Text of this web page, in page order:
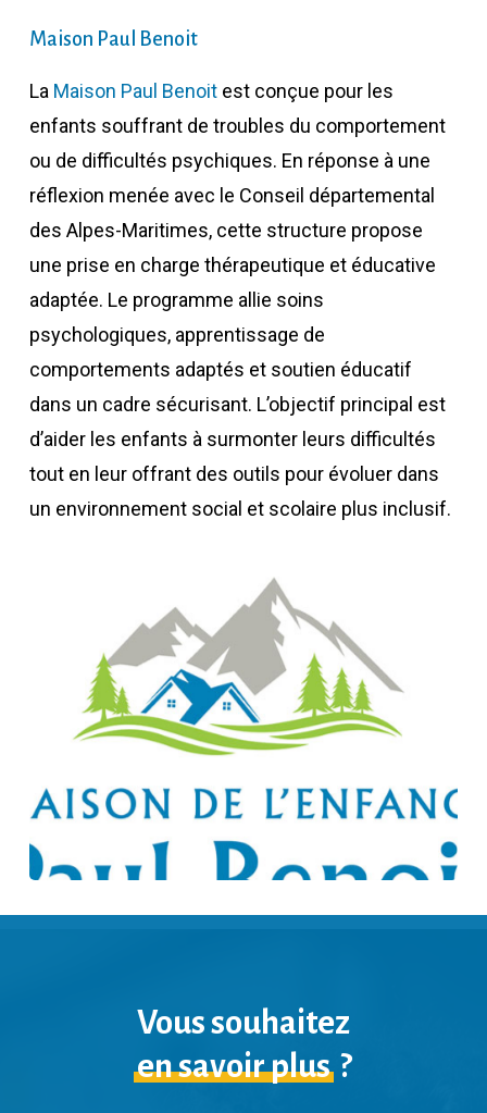
Maison Paul Benoit
La Maison Paul Benoitest conçue pour les
enfants souffrant de troubles du comportement
ou de difficultés psychiques. En réponse à une
réflexion menée avec le Conseil départemental
des Alpes-Maritimes, cette structure propose
une prise en charge thérapeutique et éducative
adaptée. Le programme allie soins
psychologiques, apprentissage de
comportements adaptés et soutien éducatif
dans un cadre sécurisant. L’objectif principal est
d’aider les enfants à surmonter leurs difficultés
tout en leur offrant des outils pour évoluer dans
un environnement social et scolaire plus inclusif.
Vous souhaitez
en savoir plus ?